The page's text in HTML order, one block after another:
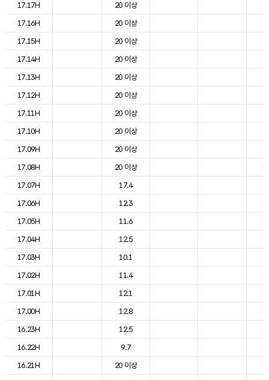
17.17H
20 이상
17.16H
20 이상
17.15H
20 이상
17.14H
20 이상
17.13H
20 이상
17.12H
20 이상
17.11H
20 이상
17.10H
20 이상
17.09H
20 이상
17.08H
20 이상
17.07H
17.4
17.06H
12.3
17.05H
11.6
17.04H
12.5
17.03H
10.1
17.02H
11.4
17.01H
12.1
17.00H
12.8
16.23H
12.5
16.22H
9.7
16.21H
20 이상